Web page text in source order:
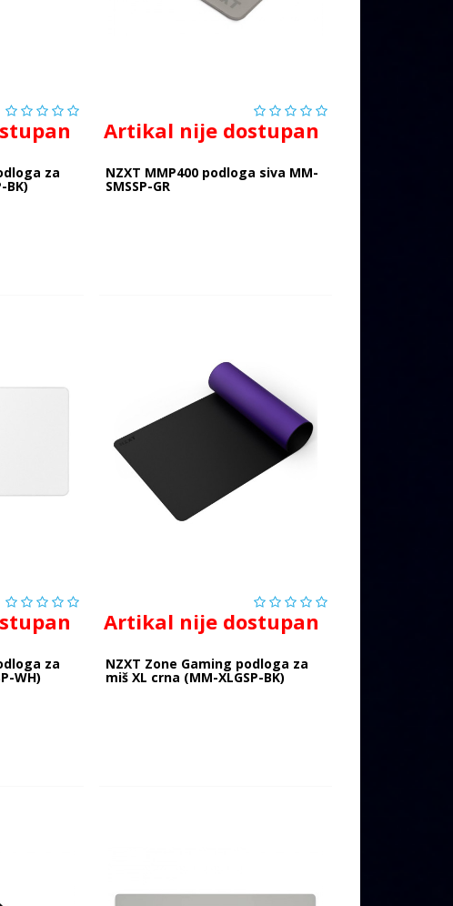
za
BK)
Artikal nije dostupan
NZXT MMP400 podloga siva MM-
SMSSP-GR
za
WH)
Artikal nije dostupan
NZXT Zone Gaming podloga za
miš XL crna (MM-XLGSP-BK)